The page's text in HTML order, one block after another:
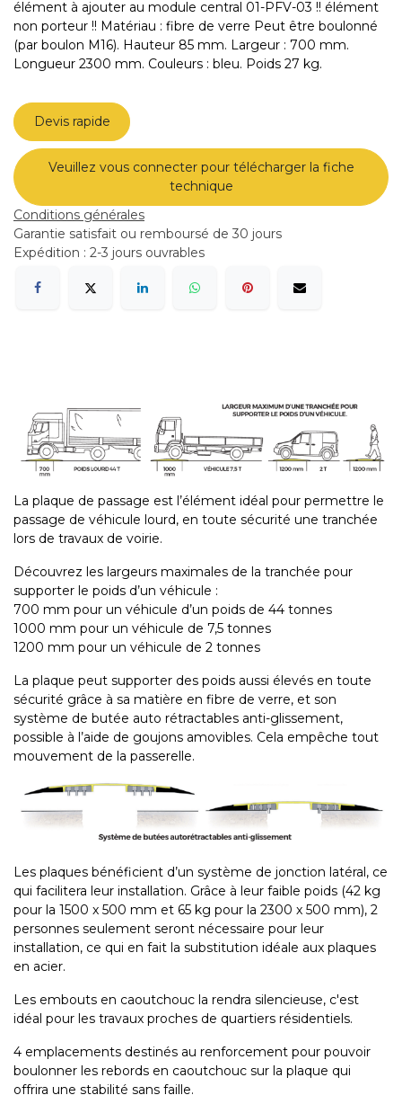
élément à ajouter au module central 01-PFV-03 !! élément
non porteur !! Matériau : fibre de verre Peut être boulonné
(par boulon M16). Hauteur 85 mm. Largeur : 700 mm.
Longueur 2300 mm. Couleurs : bleu. Poids 27 kg.
Devis rapide
Veuillez vous connecter pour télécharger la fiche
technique
Conditions générales
Garantie satisfait ou remboursé de 30 jours
Expédition : 2-3 jours ouvrables
La plaque de passage est l’élément idéal pour permettre le
passage de véhicule lourd, en toute sécurité une tranchée
lors de travaux de voirie.
Découvrez les largeurs maximales de la tranchée pour
supporter le poids d’un véhicule :
700 mm pour un véhicule d’un poids de 44 tonnes
1000 mm pour un véhicule de 7,5 tonnes
1200 mm pour un véhicule de 2 tonnes
La plaque peut supporter des poids aussi élevés en toute
sécurité grâce à sa matière en fibre de verre, et son
système de butée auto rétractables anti-glissement,
possible à l’aide de goujons amovibles. Cela empêche tout
mouvement de la passerelle.
Les plaques bénéficient d’un système de jonction latéral, ce
qui facilitera leur installation. Grâce à leur faible poids (42 kg
pour la 1500 x 500 mm et 65 kg pour la 2300 x 500 mm), 2
personnes seulement seront nécessaire pour leur
installation, ce qui en fait la substitution idéale aux plaques
en acier.
Les embouts en caoutchouc la rendra silencieuse, c'est
idéal pour les travaux proches de quartiers résidentiels.
4 emplacements destinés au renforcement pour pouvoir
boulonner les rebords en caoutchouc sur la plaque qui
offrira une stabilité sans faille.